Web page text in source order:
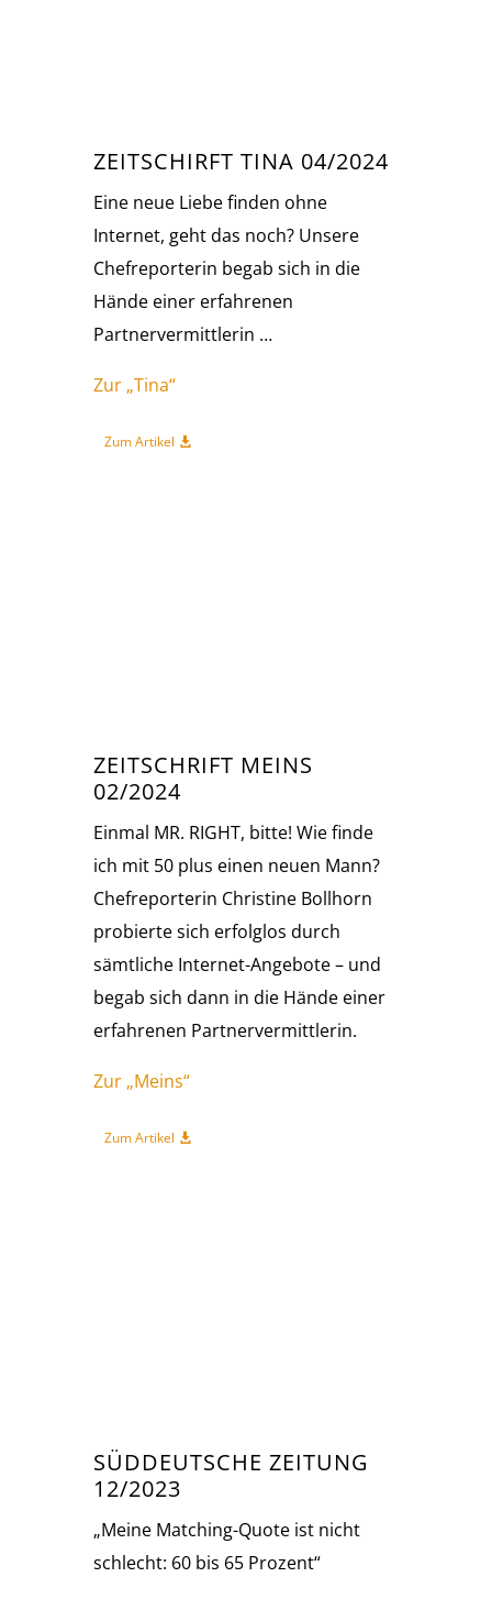
ZEITSCHIRFT TINA 04/2024
Eine neue Liebe finden ohne
Internet, geht das noch? Unsere
Chefreporterin begab sich in die
Hände einer erfahrenen
Partnervermittlerin …
Zur „Tina“
Zum Artikel
ZEITSCHRIFT MEINS
02/2024
Einmal MR. RIGHT, bitte! Wie finde
ich mit 50 plus einen neuen Mann?
Chefreporterin Christine Bollhorn
probierte sich erfolglos durch
sämtliche Internet-Angebote – und
begab sich dann in die Hände einer
erfahrenen Partnervermittlerin.
Zur „Meins“
Zum Artikel
SÜDDEUTSCHE ZEITUNG
12/2023
„Meine Matching-Quote ist nicht
schlecht: 60 bis 65 Prozent“